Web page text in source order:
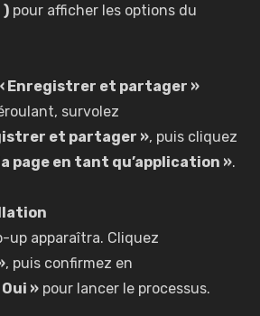
pour afficher les options du
Enregistrer et partager »
survolez
et partager », puis cliquez
page en tant qu’application ».
up apparaîtra. Cliquez
, puis confirmez en
Oui » pour lancer le processus.